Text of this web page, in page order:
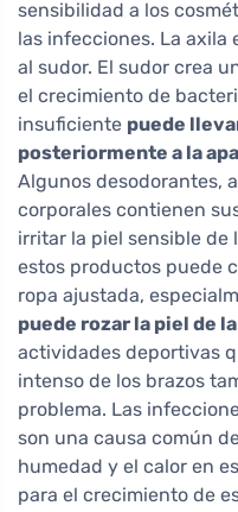
sensibilidad a los
las infecciones. La axila
al sudor. El sudor crea
el crecimiento de
insuficiente puede
posteriormente a la
Algunos desodorantes,
corporales contienen
irritar la piel sensible de
estos productos puede
ropa ajustada,
puede rozar la piel de
actividades deportivas
intenso de los brazos
problema. Las
son una causa común
humedad y el calor en
para el crecimiento de